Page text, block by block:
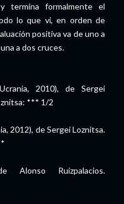
termina formalmente el
lo que vi, en orden de
positiva va de uno a
a dos cruces.
2010), de Sergei
*** 1/2
2012), de Sergei Loznitsa.
Alonso Ruizpalacios.